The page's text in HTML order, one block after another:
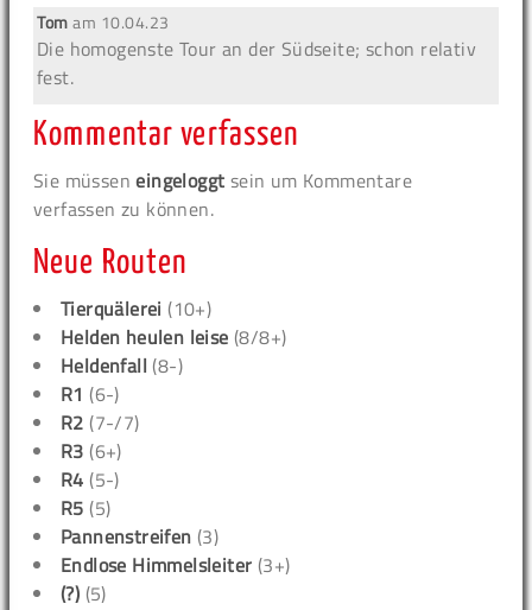
Tomam 10.04.23
Die homogenste Tour an der Südseite; schon relativ
fest.
Kommentar verfassen
Sie müsseneingeloggt sein um Kommentare
verfassen zu können.
Neue Routen
Tierquälerei (10+)
Helden heulen leise (8/8+)
Heldenfall (8-)
R1 (6-)
R2 (7-/7)
R3 (6+)
R4 (5-)
R5 (5)
Pannenstreifen (3)
Endlose Himmelsleiter (3+)
(?) (5)